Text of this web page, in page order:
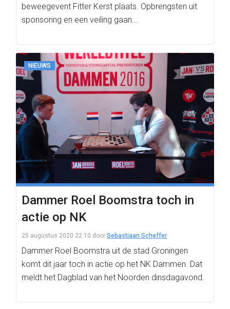
beweegevent Fitter Kerst plaats. Opbrengsten uit
sponsoring en een veiling gaan…
NIEUWS
Dammer Roel Boomstra toch in
actie op NK
25 augustus 2020 22:10 door Sebastiaan Scheffer
Dammer Roel Boomstra uit de stad Groningen
komt dit jaar toch in actie op het NK Dammen. Dat
meldt het Dagblad van het Noorden dinsdagavond.